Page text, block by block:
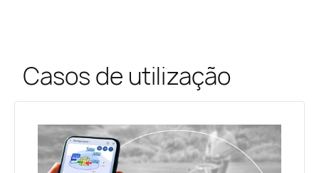
Casos de utilização